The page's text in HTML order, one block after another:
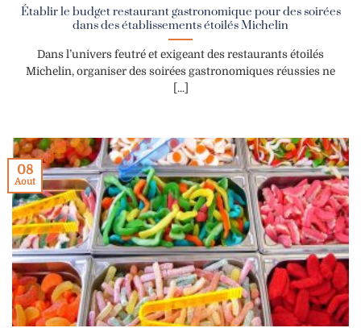
Établir le budget restaurant gastronomique pour des soirées
dans des établissements étoilés Michelin
Dans l’univers feutré et exigeant des restaurants étoilés
Michelin, organiser des soirées gastronomiques réussies ne
[...]
08
Août